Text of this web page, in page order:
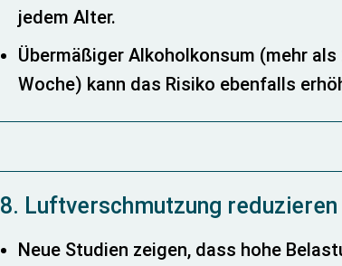
jedem Alter.
Übermäßiger Alkoholkonsum (mehr als
Woche) kann das Risiko ebenfalls
8. Luftverschmutzung reduzieren
Neue Studien zeigen, dass hohe